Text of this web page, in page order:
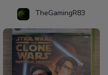
TheGamingR83